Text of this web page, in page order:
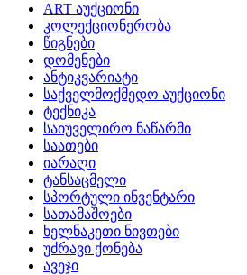
ART აუქციონი
კოლექციონერობა
წიგნები
დომენები
ანტიკვარიატი
საქველმოქმედო აუქციონი
ტექნიკა
საიუველირო ნაწარმი
საათები
იარაღი
ტანსაცმელი
სპორტული ინვენტარი
სათამაშოები
ხელნაკეთი ნივთები
უძრავი ქონება
ავეჯი